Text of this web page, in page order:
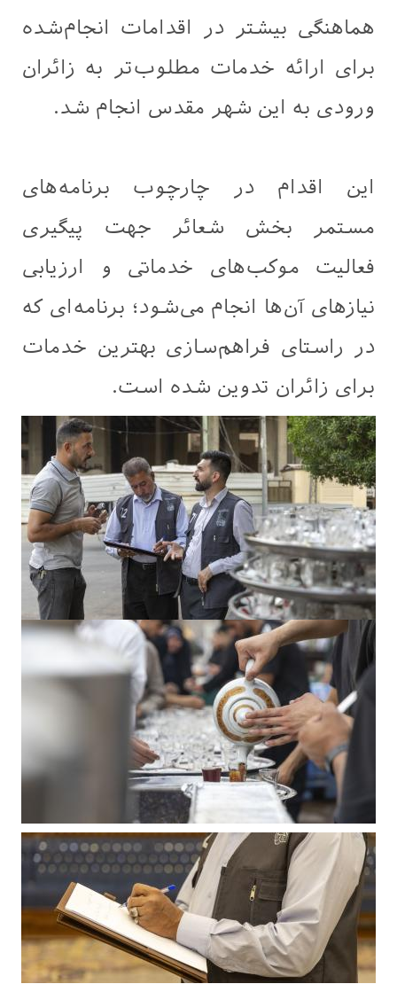
هماهنگی بیشتر در اقدامات انجام‌شده
برای ارائه خدمات مطلوب‌تر به زائران
ورودی به این شهر مقدس انجام شد.
این اقدام در چارچوب برنامه‌های
مستمر بخش شعائر جهت پیگیری
فعالیت موکب‌های خدماتی و ارزیابی
نیازهای آن‌ها انجام می‌شود؛ برنامه‌ای که
در راستای فراهم‌سازی بهترین خدمات
برای زائران تدوین شده است.